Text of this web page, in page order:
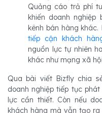
Quảng cáo trả phí
khiến doanh
kênh bán hàng khác.
tiếp cận khách
nguồn lực tự nhiên
khác như mạng xã
Qua bài viết Bizfly chia
doanh nghiệp tiếp tục
lực cần thiết. Còn nếu
khách hàng mà vẫn tạo ra